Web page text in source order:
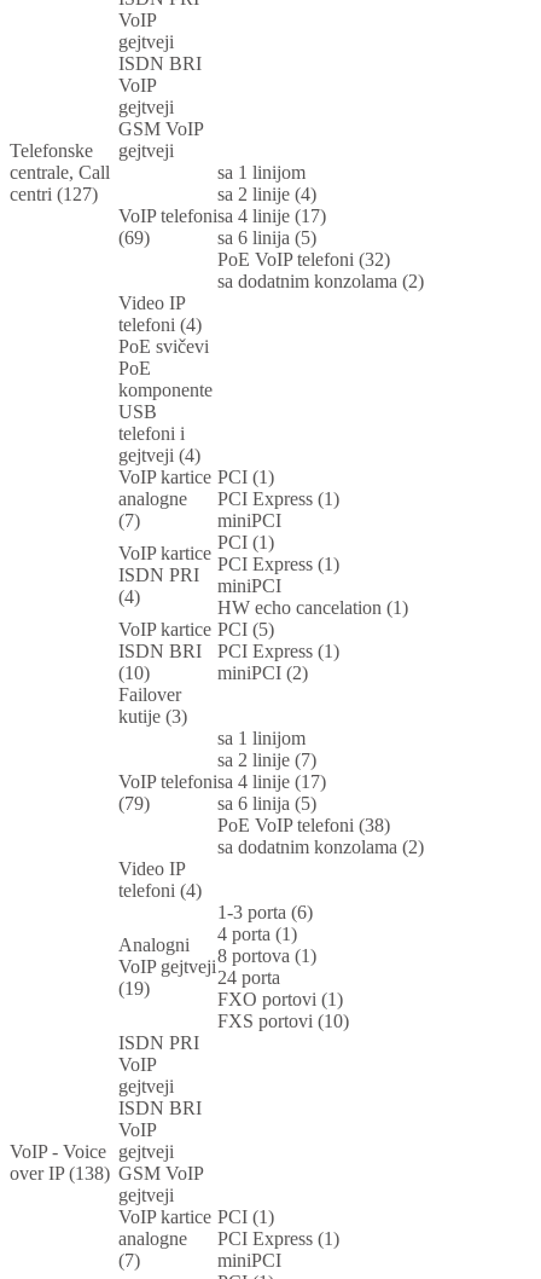
Telefonske
centrale, Call
centri (127)
VoIP
gejtveji
ISDN BRI
VoIP
gejtveji
GSM VoIP
gejtveji
VoIP telefoni
(69)
sa 1 linijom
sa 2 linije (4)
sa 4 linije (17)
sa 6 linija (5)
PoE VoIP telefoni (32)
sa dodatnim konzolama (2)
Video IP
telefoni (4)
PoE svičevi
PoE
komponente
USB
telefoni i
gejtveji (4)
VoIP kartice
analogne
(7)
PCI (1)
PCI Express (1)
miniPCI
VoIP kartice
ISDN PRI
(4)
PCI (1)
PCI Express (1)
miniPCI
HW echo cancelation (1)
VoIP kartice
ISDN BRI
(10)
PCI (5)
PCI Express (1)
miniPCI (2)
Failover
kutije (3)
VoIP - Voice
over IP (138)
VoIP telefoni
(79)
sa 1 linijom
sa 2 linije (7)
sa 4 linije (17)
sa 6 linija (5)
PoE VoIP telefoni (38)
sa dodatnim konzolama (2)
Video IP
telefoni (4)
Analogni
VoIP gejtveji
(19)
1-3 porta (6)
4 porta (1)
8 portova (1)
24 porta
FXO portovi (1)
FXS portovi (10)
ISDN PRI
VoIP
gejtveji
ISDN BRI
VoIP
gejtveji
GSM VoIP
gejtveji
VoIP kartice
analogne
(7)
PCI (1)
PCI Express (1)
miniPCI